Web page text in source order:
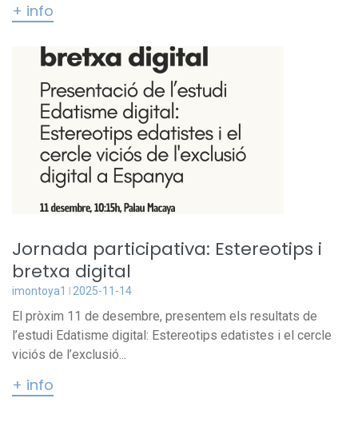
+ info
Jornada participativa: Estereotips i
bretxa digital
imontoya1 2025-11-14
El pròxim 11 de desembre, presentem els resultats de
l’estudi Edatisme digital: Estereotips edatistes i el cercle
viciós de l’exclusió...
+ info